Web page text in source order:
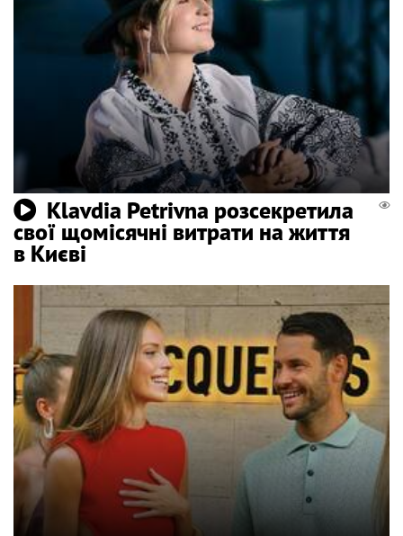
Klavdia Petrivna розсекретила
свої щомісячні витрати на життя
в Києві